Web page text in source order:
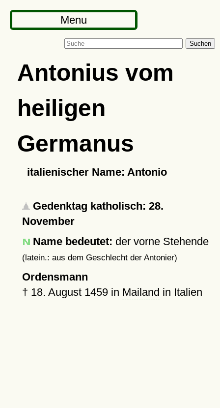
Menu
Suchen
Antonius vom
heiligen
Germanus
italienischer Name: Antonio
Gedenktag katholisch: 28.
November
Name bedeutet: der vorne Stehende
(latein.: aus dem Geschlecht der Antonier)
Ordensmann
† 18. August 1459in Mailand in Italien